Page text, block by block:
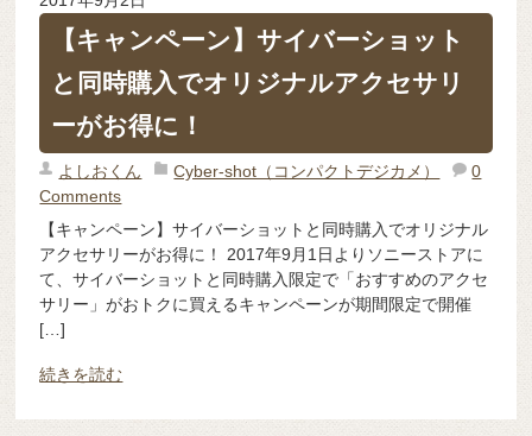
【キャンペーン】サイバーショット
と同時購入でオリジナルアクセサリ
ーがお得に！
よしおくん Cyber-shot（コンパクトデジカメ）
0
Comments
【キャンペーン】サイバーショットと同時購入でオリジナル
アクセサリーがお得に！ 2017年9月1日よりソニーストアに
て、サイバーショットと同時購入限定で「おすすめのアクセ
サリー」がおトクに買えるキャンペーンが期間限定で開催
[…]
続きを読む